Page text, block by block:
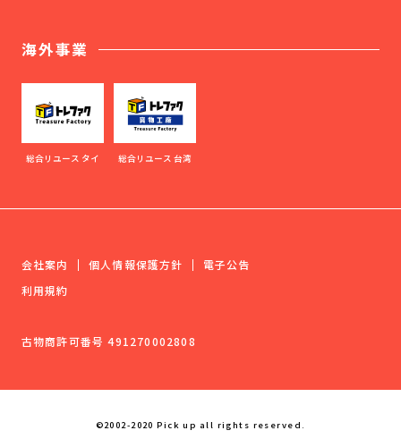
海外事業
総合リユース タイ 総合リユース 台湾
会社案内 個人情報保護方針
電子公告
利用規約
古物商許可番号 491270002808
©2002-2020 Pick up all rights reserved.